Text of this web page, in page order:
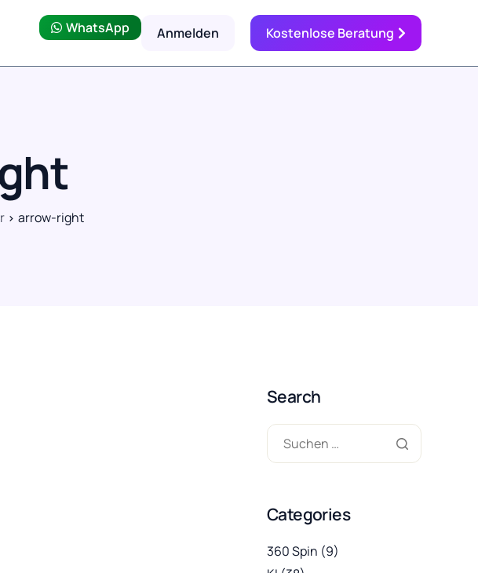
WhatsApp Anmelden Kostenlose Beratung
arrow-right
Search
Categories
360 Spin (9)